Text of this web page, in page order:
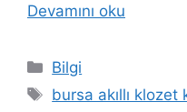
Devamını oku
Kategoriler
Bilgi
Etiketler
bursa akıllı klozet